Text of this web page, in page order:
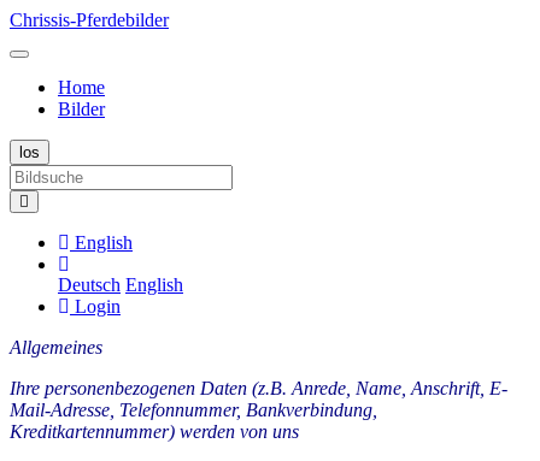
Chrissis-Pferdebilder
Home
Bilder
English
Deutsch English
Login
Allgemeines
Ihre personenbezogenen Daten (z.B. Anrede, Name, Anschrift, E-
Mail-Adresse, Telefonnummer, Bankverbindung,
Kreditkartennummer) werden von uns